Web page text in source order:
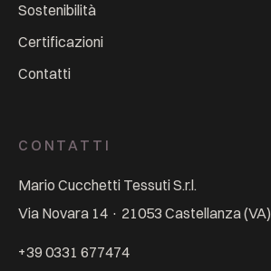
Sostenibilità
Certificazioni
Contatti
CONTATTI
Mario Cucchetti Tessuti S.r.l.
Via Novara 14 · 21053 Castellanza(VA)
+39 0331 677474